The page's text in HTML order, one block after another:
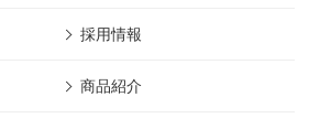
採用情報
商品紹介